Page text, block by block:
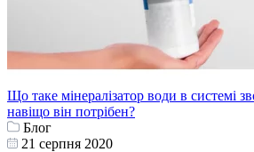
Що таке мінералізатор води в системі
навіщо він потрібен?
Блог
21 серпня 2020